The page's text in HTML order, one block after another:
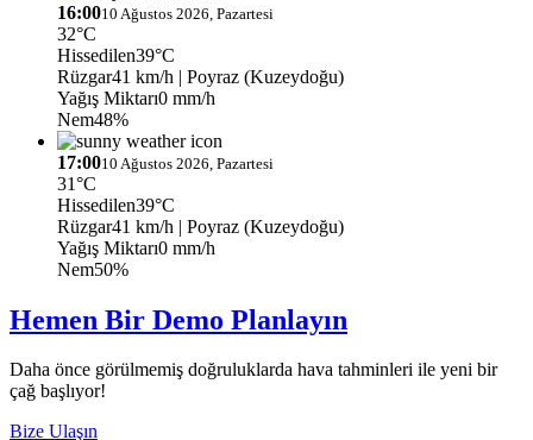
16:0010 Ağustos 2026, Pazartesi
32°C
Hissedilen39°C
Rüzgar41 km/h | Poyraz (Kuzeydoğu)
Yağış Miktarı0 mm/h
Nem48%
17:0010 Ağustos 2026, Pazartesi
31°C
Hissedilen39°C
Rüzgar41 km/h | Poyraz (Kuzeydoğu)
Yağış Miktarı0 mm/h
Nem50%
Hemen Bir Demo Planlayın
Daha önce görülmemiş doğruluklarda hava tahminleri ile yeni bir
çağ başlıyor!
Bize Ulaşın